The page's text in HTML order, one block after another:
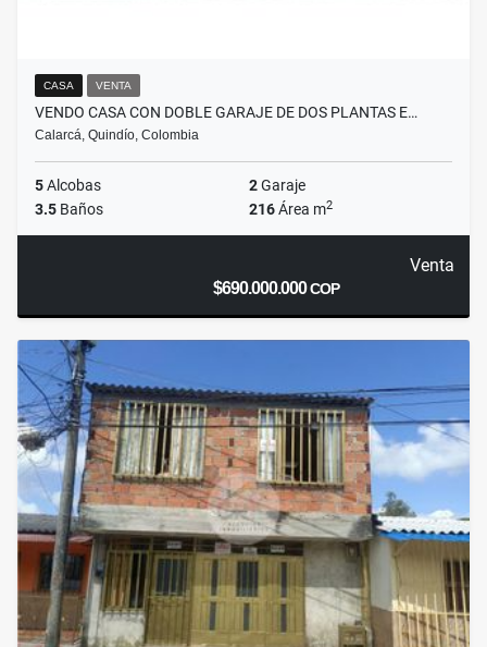
CASA VENTA
VENDO CASA CON DOBLE GARAJE DE DOS PLANTAS E…
Calarcá, Quindío, Colombia
5Alcobas 2Garaje
3.5 Baños 216Área m2
Venta
$690.000.000COP